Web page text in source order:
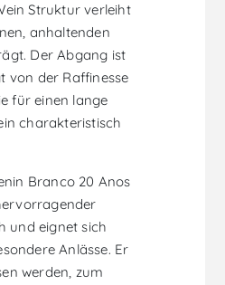
Struktur verleiht
anhaltenden
Der Abgang ist
von der Raffinesse
für einen lange
charakteristisch
Branco 20 Anos
und eignet sich
Anlässe. Er
werden, zum